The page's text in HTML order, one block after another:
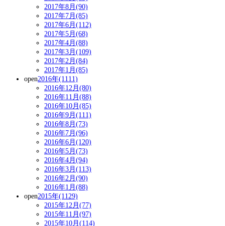
2017年8月(90)
2017年7月(85)
2017年6月(112)
2017年5月(68)
2017年4月(88)
2017年3月(109)
2017年2月(84)
2017年1月(85)
open2016年(1111)
2016年12月(80)
2016年11月(88)
2016年10月(85)
2016年9月(111)
2016年8月(73)
2016年7月(96)
2016年6月(120)
2016年5月(73)
2016年4月(94)
2016年3月(113)
2016年2月(90)
2016年1月(88)
open2015年(1129)
2015年12月(77)
2015年11月(97)
2015年10月(114)